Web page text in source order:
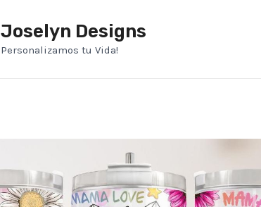
Joselyn Designs
Personalizamos tu Vida!